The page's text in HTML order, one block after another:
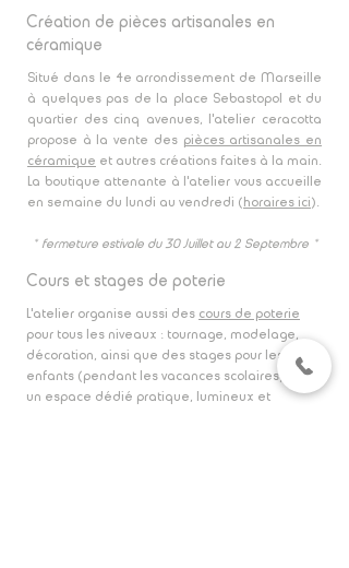
Création de pièces artisanales en
céramique
Situé dans le 4e arrondissement de Marseille
à quelques pas de la place Sebastopol et du
quartier des cinq avenues, l'atelier ceracotta
propose à la vente des pièces artisanales en
céramique et autres créations faites à la main.
La boutique attenante à l'atelier vous accueille
en semaine du
lundi au vendredi ( horaires ici).
* fermeture estivale du 30 Juillet au 2 Septembre *
Cours et stages de poterie
L'atelier organise aussi des cours de poterie
pour tous les niveaux : tournage, modelage,
décoration, ainsi que des stages pour les
enfants (pendant les vacances scolaires) dans
un espace dédié pratique, lumineux et